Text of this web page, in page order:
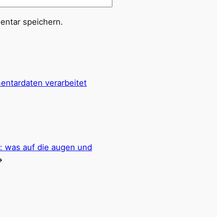
speichern.
verarbeitet
was auf die augen und